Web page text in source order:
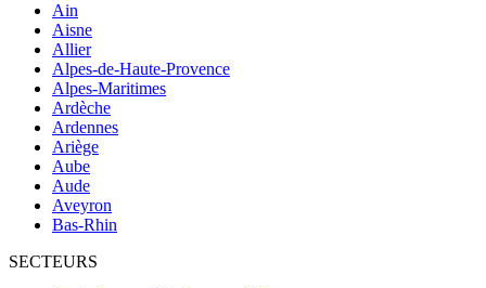
Ain
Aisne
Allier
Alpes-de-Haute-Provence
Alpes-Maritimes
Ardèche
Ardennes
Ariège
Aube
Aude
Aveyron
Bas-Rhin
SECTEURS